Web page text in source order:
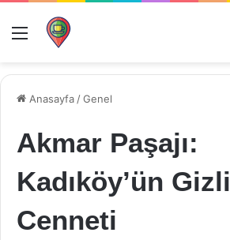
Menü
Anasayfa /Genel
Akmar Paşajı:
Kadıköy’ün Gizli
Cenneti